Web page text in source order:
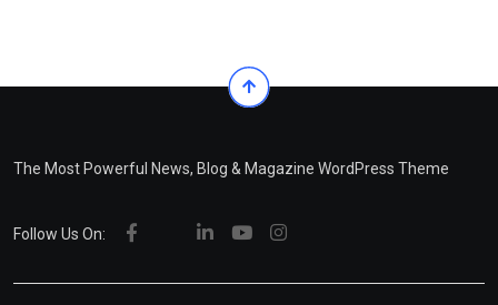
The Most Powerful News, Blog & Magazine WordPress Theme
Follow Us On: